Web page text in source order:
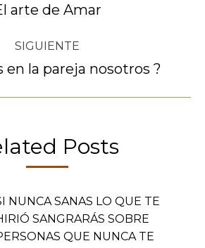
Publicación
arte de Amar
SIGUIENTE
Publicación
en la pareja nosotros ?
Posts
NUNCA SANAS LO QUE TE
SANGRARÁS SOBRE
QUE NUNCA TE